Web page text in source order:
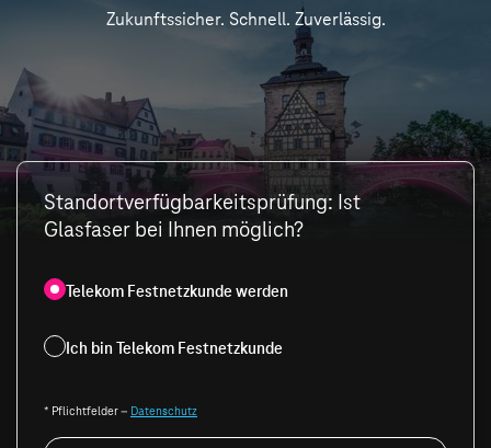
Zukunftssicher. Schnell. Zuverlässig.
Standortverfügbarkeitsprüfung: Ist
Glasfaser bei Ihnen möglich?
Telekom Festnetzkunde werden
Ich bin Telekom Festnetzkunde
* Pflichtfelder – Datenschutz